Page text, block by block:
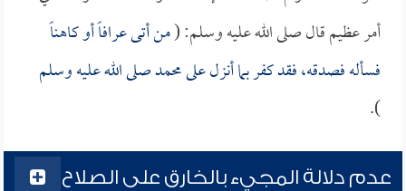
أمر عظيم قال صلى الله عليه وسلم: (من أتى عرافاً أو كاهناً
فسأله فصدقه، فقد كفر بما أنزل على محمد صلى الله عليه وسلم
).
عدم دلالة المجيء بالخارق على الصلاح